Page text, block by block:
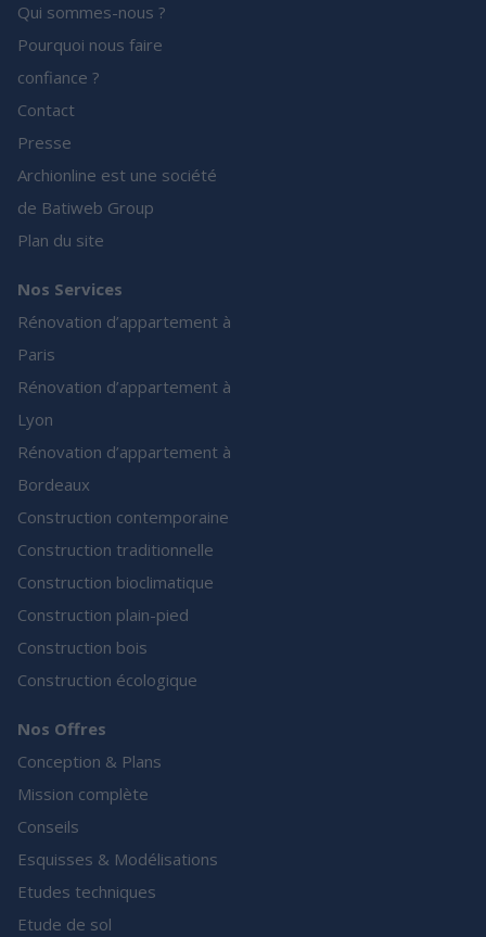
Qui sommes-nous ?
Pourquoi nous faire
confiance ?
Contact
Presse
Archionline est une société
de Batiweb Group
Plan du site
Nos Services
Rénovation d’appartement à
Paris
Rénovation d’appartement à
Lyon
Rénovation d’appartement à
Bordeaux
Construction contemporaine
Construction traditionnelle
Construction bioclimatique
Construction plain-pied
Construction bois
Construction écologique
Nos Offres
Conception & Plans
Mission complète
Conseils
Esquisses & Modélisations
Etudes techniques
Etude de sol